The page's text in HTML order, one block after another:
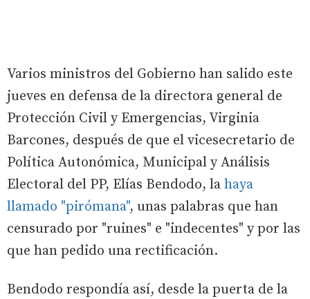
Varios ministros del Gobierno han salido este
jueves en defensa de la directora general de
Protección Civil y Emergencias, Virginia
Barcones, después de que el vicesecretario de
Política Autonómica, Municipal y Análisis
Electoral del PP, Elías Bendodo, la haya
llamado "pirómana", unas palabras que han
censurado por "ruines" e "indecentes" y por las
que han pedido una rectificación.
Bendodo respondía así, desde la puerta de la